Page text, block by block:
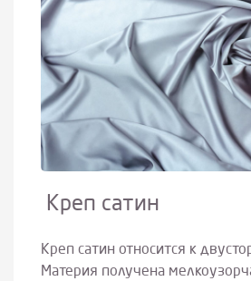
Креп сатин
Креп сатин относится к
Материя получена